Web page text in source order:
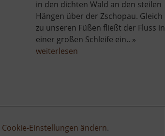
in den dichten Wald an den steilen
Hängen über der Zschopau. Gleich
zu unseren Füßen fließt der Fluss in
einer großen Schleife ein.. »
weiterlesenüber
Cookie-Einstellungen ändern.